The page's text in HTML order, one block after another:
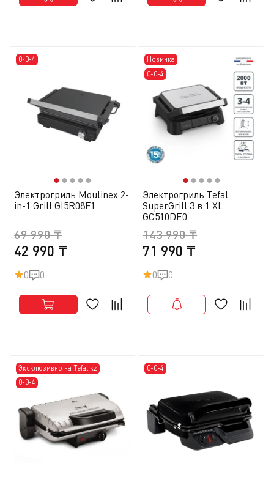
0-0-4
●● ● ● ●
Электрогриль Moulinex 2-
in-1 Grill GI5R08F1
42 990 ₸
69 990 ₸
0 0
Новинка
0-0-4
●● ● ● ●
Электрогриль Tefal
SuperGrill 3 в 1 XL
GC510DE0
71 990 ₸
143 990 ₸
0 0
Эксклюзивно на Tefal.kz
0-0-4
0-0-4